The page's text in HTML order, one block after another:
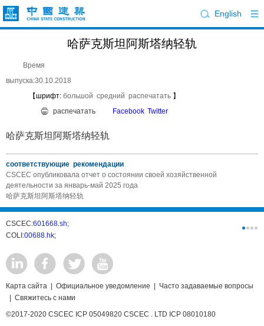
English
哈萨克斯坦阿斯塔纳轻轨
Время
выпуска:30.10.2018
【шрифт: большой средний распечатать 】
распечатать
Facebook Twitter
哈萨克斯坦阿斯塔纳轻轨
соответствующие рекомендации
CSCEC опубликовала отчет о состоянии своей хозяйственной
деятельности за январь-май 2025 года
哈萨克斯坦阿斯塔纳轻轨
CSCEC:601668.sh;
COLI:00688.hk;
Карта сайта Официальное уведомление
Часто задаваемые вопросы
Свяжитесь с нами
©2017-2020 CSCEC ICP 05049820 CSCEC . LTD ICP 08010180